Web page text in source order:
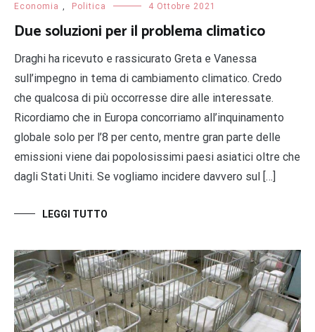
Economia , Politica 4 Ottobre 2021
Due soluzioni per il problema climatico
Draghi ha ricevuto e rassicurato Greta e Vanessa
sull’impegno in tema di cambiamento climatico. Credo
che qualcosa di più occorresse dire alle interessate.
Ricordiamo che in Europa concorriamo all’inquinamento
globale solo per l’8 per cento, mentre gran parte delle
emissioni viene dai popolosissimi paesi asiatici oltre che
dagli Stati Uniti. Se vogliamo incidere davvero sul […]
LEGGI TUTTO